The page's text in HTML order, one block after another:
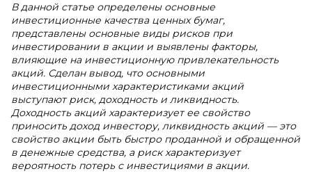
В данной статье определены основные
инвестиционные качества ценных бумаг,
представлены основные виды рисков при
инвестировании в акции и выявлены факторы,
влияющие на инвестиционную привлекательность
акций. Сделан вывод, что основными
инвестиционными характеристиками акций
выступают риск, доходность и ликвидность.
Доходность акций характеризует ее свойство
приносить доход инвестору, ликвидность акций — это
свойство акции быть быстро проданной и обращенной
в денежные средства, а риск характеризует
вероятность потерь с инвестициями в акции.